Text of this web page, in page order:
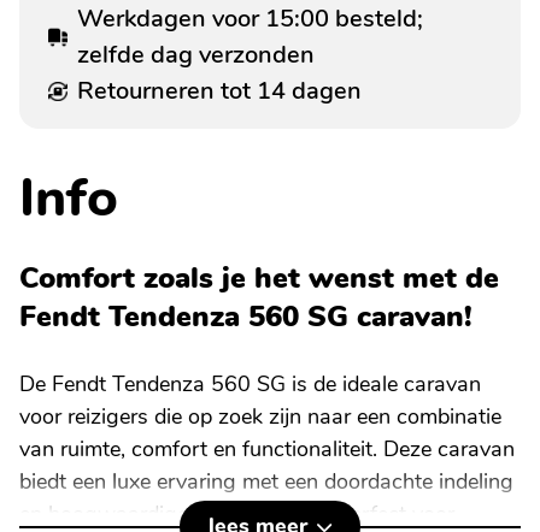
Werkdagen voor 15:00 besteld;
zelfde dag verzonden
Retourneren tot 14 dagen
Info
Comfort zoals je het wenst met de
Fendt Tendenza 560 SG caravan!
De Fendt Tendenza 560 SG is de ideale caravan
voor reizigers die op zoek zijn naar een combinatie
van ruimte, comfort en functionaliteit. Deze caravan
biedt een luxe ervaring met een doordachte indeling
en hoogwaardige voorzieningen, perfect voor
lees meer